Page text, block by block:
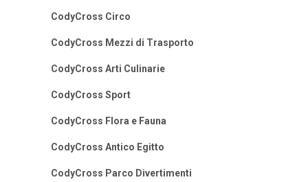
CodyCross Circo
CodyCross Mezzi di Trasporto
CodyCross Arti Culinarie
CodyCross Sport
CodyCross Flora e Fauna
CodyCross Antico Egitto
CodyCross Parco Divertimenti